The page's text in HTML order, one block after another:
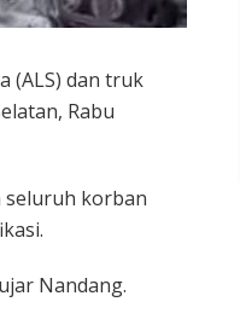
(ALS) dan truk
Rabu
seluruh korban
Nandang.